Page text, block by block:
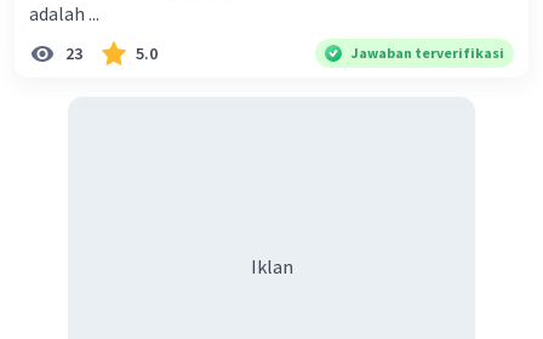
adalah ...
23 5.0 Jawaban terverifikasi
Iklan